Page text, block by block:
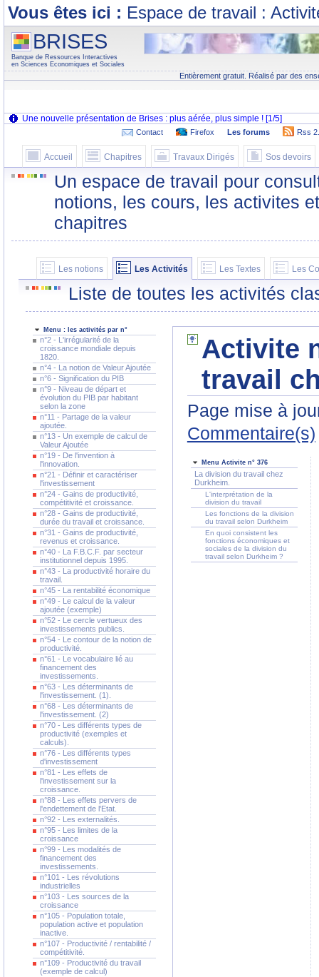
Vous êtes ici : Espace de travail :
BRISES
Banque de Ressources Interactives
en Sciences Economiques et Sociales
Entièrement gratuit. Réalisé par des
Contact Firefox Les forums Rss
Accueil Chapitres Travaux Dirigés Sos devoirs
Un espace de travail pour
notions, les cours, les activites
chapitres
Les notions Les Activités Les Textes Les
Liste de toutes les activités
Menu : les activités par n°
n°2 - L'irrégularité de la
croissance mondiale depuis
1820.
n°4 - La notion de Valeur Ajoutée
n°6 - Signification du PIB
n°9 - Niveau de départ et
évolution du PIB par habitant
selon la zone
n°11 - Partage de la valeur
ajoutée.
n°13 - Un exemple de calcul de
Valeur Ajoutée
n°19 - De l'invention à
l'innovation.
n°21 - Définir et caractériser
l'investissement
n°24 - Gains de productivité,
compétitivité et croissance.
n°28 - Gains de productivité,
durée du travail et croissance.
n°31 - Gains de productivité,
revenus et croissance.
n°40 - La F.B.C.F. par secteur
institutionnel depuis 1995.
n°43 - La productivité horaire du
travail.
n°45 - La rentabilité économique
n°49 - Le calcul de la valeur
ajoutée (exemple)
n°52 - Le cercle vertueux des
investissements publics.
n°54 - Le contour de la notion de
productivité.
n°61 - Le vocabulaire lié au
financement des
investissements.
n°63 - Les déterminants de
l'investissement. (1).
n°68 - Les déterminants de
l'investissement. (2)
n°70 - Les différents types de
productivité (exemples et
calculs).
n°76 - Les différents types
d'investissement
n°81 - Les effets de
l'investissement sur la
croissance.
n°88 - Les effets pervers de
l'endettement de l'Etat.
n°92 - Les externalités.
n°95 - Les limites de la
croissance
n°99 - Les modalités de
financement des
investissements.
n°101 - Les révolutions
industrielles
n°103 - Les sources de la
croissance
n°105 - Population totale,
population active et population
inactive.
n°107 - Productivité / rentabilité /
compétitivité.
n°109 - Productivité du travail
(exemple de calcul)
Activite
travail
Page mise à
Commentaire(s)
Menu Activite n° 376
La division du travail chez
Durkheim.
L'interprétation de la
division du travail
Les fonctions de la division
du travail selon Durkheim
En quoi consistent les
fonctions économiques et
sociales de la division du
travail selon Durkheim ?